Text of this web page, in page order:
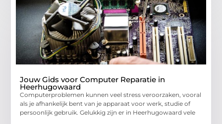
Jouw Gids voor Computer Reparatie in
Heerhugowaard
Computerproblemen kunnen veel stress veroorzaken, vooral
als je afhankelijk bent van je apparaat voor werk, studie of
persoonlijk gebruik. Gelukkig zijn er in Heerhugowaard vele